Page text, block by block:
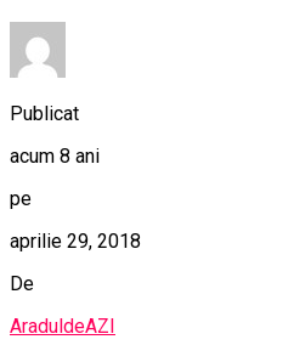
Publicat
acum 8 ani
pe
aprilie 29, 2018
De
AraduldeAZI